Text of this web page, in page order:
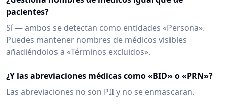
pacientes?
Sí — ambos se detectan como entidades «Persona».
Puedes mantener nombres de médicos visibles
añadiéndolos a «Términos excluidos».
¿Y las abreviaciones médicas como «BID» o «PRN»?
Las abreviaciones no son PII y no se enmascaran.